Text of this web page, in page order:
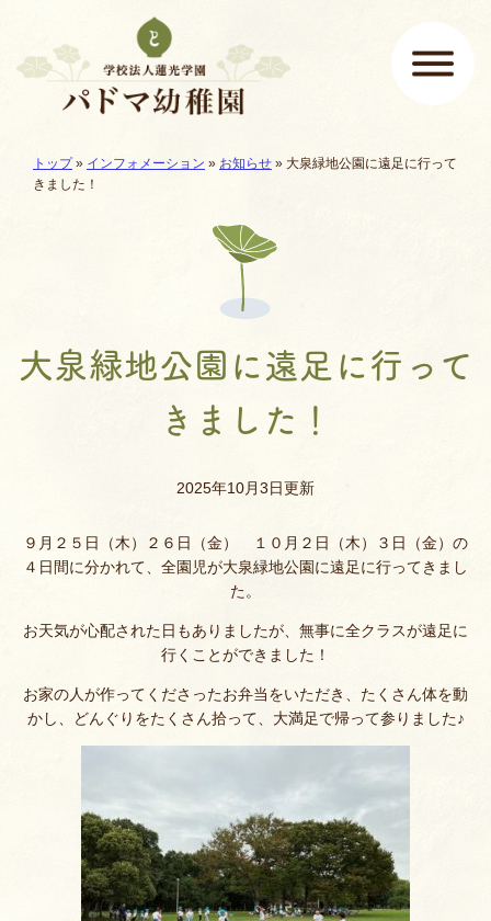
メインメニュー
ここから本文です。
現在地:
トップ» インフォメーション » お知らせ » 大泉緑地公園に遠足に行って
きました！
大泉緑地公園に遠足に行って
きました！
2025年10月3日更新
９月２５日（木）２６日（金） １０月２日（木）３日（金）の
４日間に分かれて、全園児が大泉緑地公園に遠足に行ってきまし
た。
お天気が心配された日もありましたが、無事に全クラスが遠足に
行くことができました！
お家の人が作ってくださったお弁当をいただき、たくさん体を動
かし、どんぐりをたくさん拾って、大満足で帰って参りました♪